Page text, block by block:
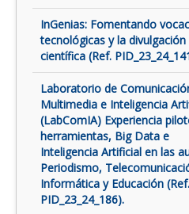
InGenias: Fomentando
tecnológicas y la divulgación
científica (Ref.
Laboratorio de
Multimedia e Inteligencia
(LabComIA) Experiencia
herramientas, Big Data e
Inteligencia Artificial en las
Periodismo,
Informática y Educación (Ref.
PID_23_24_186).